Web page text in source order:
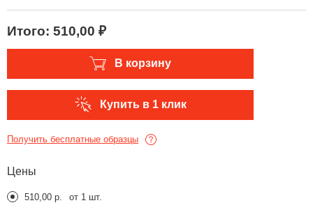
Итого: 510,00 ₽
В корзину
Купить в 1 клик
Получить бесплатные образцы
Цены
510,00 р.
от 1 шт.